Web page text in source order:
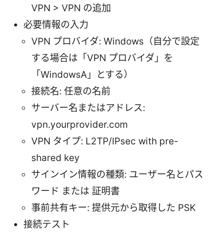
VPN > VPN の追加
必要情報の入力
VPN プロバイダ: Windows（自分で設定
する場合は「VPN プロバイダ」を
「WindowsA」とする）
接続名: 任意の名前
サーバー名またはアドレス:
vpn.yourprovider.com
VPN タイプ: L2TP/IPsec with pre-
shared key
サインイン情報の種類: ユーザー名とパス
ワード または 証明書
事前共有キー: 提供元から取得した PSK
接続テスト